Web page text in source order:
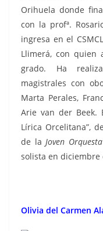
Orihuela donde
con la profª.
ingresa en el
Llimerá, con quien
grado. Ha
magistrales con
Marta Perales,
Arie van der Beek.
Lírica Orcelitana”,
de la Joven
solista en diciembre
Olivia del Carmen